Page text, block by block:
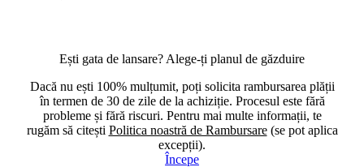
Ești gata de lansare? Alege-ți planul de găzduire
Dacă nu ești 100% mulțumit, poți solicita rambursarea plății
în termen de 30 de zile de la achiziție. Procesul este fără
probleme și fără riscuri. Pentru mai multe informații, te
rugăm să citești Politica noastră de Rambursare(se pot aplica
excepții).
Începe